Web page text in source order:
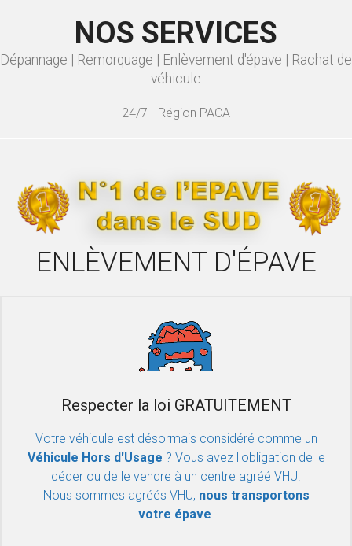
NOS SERVICES
Dépannage | Remorquage | Enlèvement d'épave | Rachat de
véhicule
24/7 - Région PACA
ENLÈVEMENT D'ÉPAVE
Respecter la loi GRATUITEMENT
Votre véhicule est désormais considéré comme un
Véhicule Hors d'Usage ? Vous avez l'obligation de le
céder ou de le vendre à un centre agréé VHU.
Nous sommes agréés VHU, nous transportons
votre épave.